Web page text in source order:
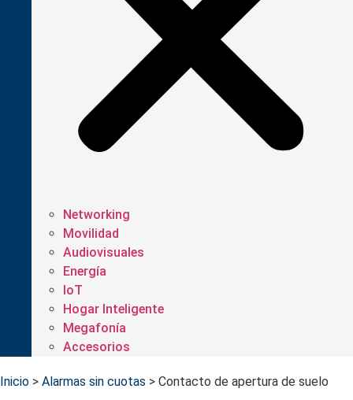
Networking
Movilidad
Audiovisuales
Energía
IoT
Hogar Inteligente
Megafonía
Accesorios
Inicio > Alarmas sin cuotas > Contacto de apertura de suelo